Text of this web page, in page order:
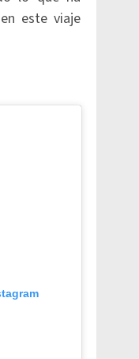
este viaje